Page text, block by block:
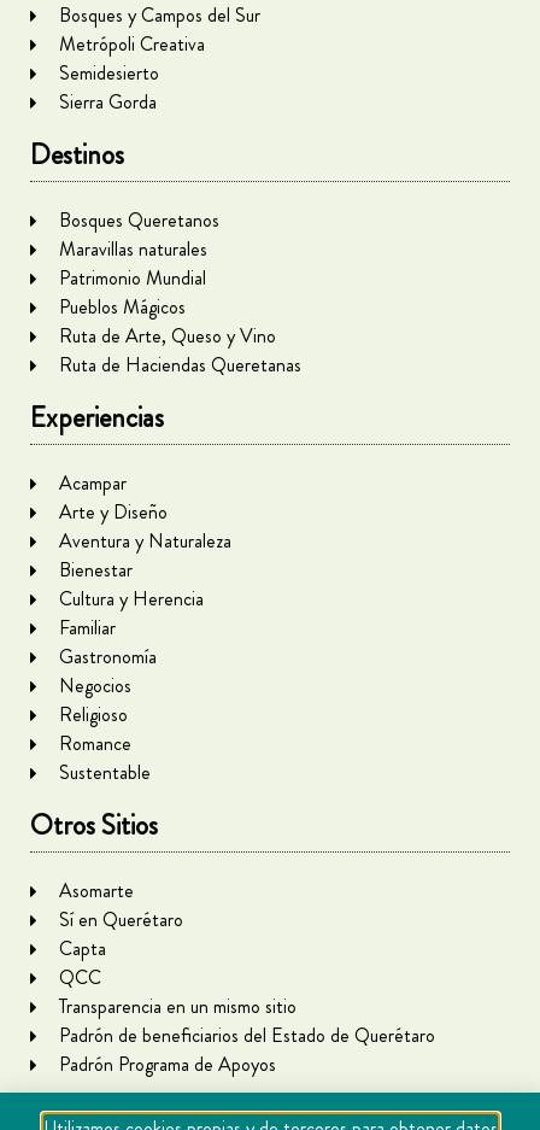
Bosques y Campos del Sur
Metrópoli Creativa
Semidesierto
Sierra Gorda
Destinos
Bosques Queretanos
Maravillas naturales
Patrimonio Mundial
Pueblos Mágicos
Ruta de Arte, Queso y Vino
Ruta de Haciendas Queretanas
Experiencias
Acampar
Arte y Diseño
Aventura y Naturaleza
Bienestar
Cultura y Herencia
Familiar
Gastronomía
Negocios
Religioso
Romance
Sustentable
Otros Sitios
Asomarte
Sí en Querétaro
Capta
QCC
Transparencia en un mismo sitio
Padrón de beneficiarios del Estado de Querétaro
Padrón Programa de Apoyos